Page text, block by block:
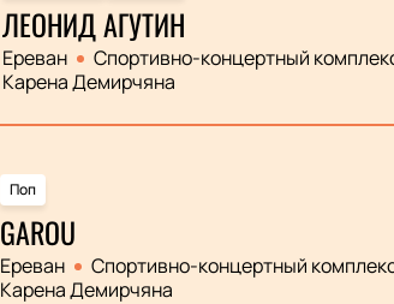
ЛЕОНИД АГУТИН
Ереван
Спортивно-концертный
Карена Демирчяна
Поп
GAROU
Ереван
Спортивно-концертный
Карена Демирчяна